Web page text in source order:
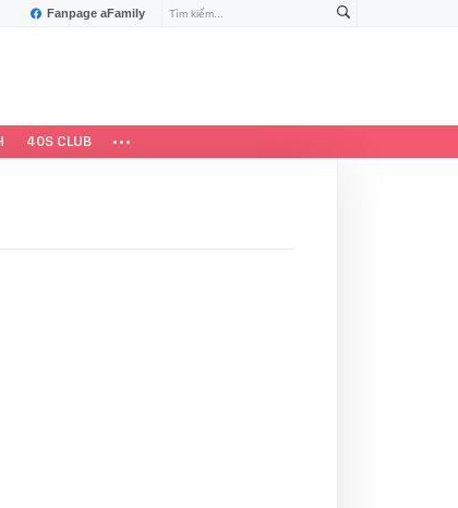
Fanpage aFamily
40S CLUB